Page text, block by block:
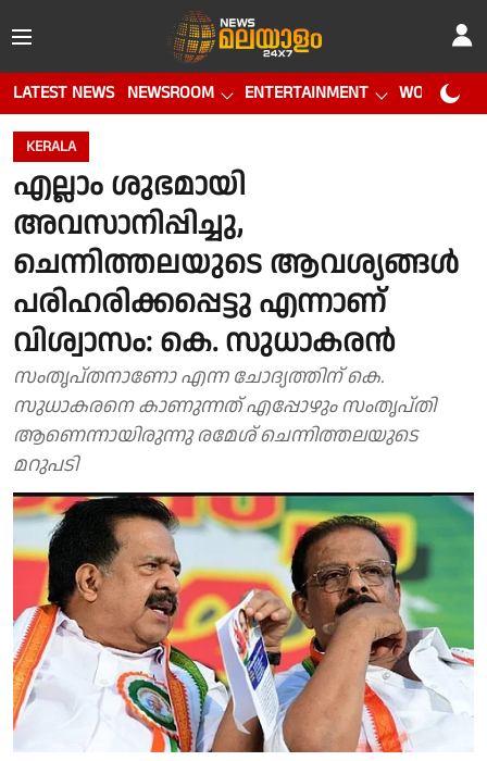
LATEST NEWS NEWSROOM ENTERTAINMENT WORLD CUP
KERALA
എല്ലാം ശുഭമായി
അവസാനിപ്പിച്ചു,
ചെന്നിത്തലയുടെ ആവശ്യങ്ങൾ
പരിഹരിക്കപ്പെട്ടു എന്നാണ്
വിശ്വാസം: കെ. സുധാകരൻ
സംതൃപ്തനാണോ എന്ന ചോദ്യത്തിന് കെ.
സുധാകരനെ കാണുന്നത് എപ്പോഴും സംതൃപ്തി
ആണെന്നായിരുന്നു രമേശ് ചെന്നിത്തലയുടെ
മറുപടി